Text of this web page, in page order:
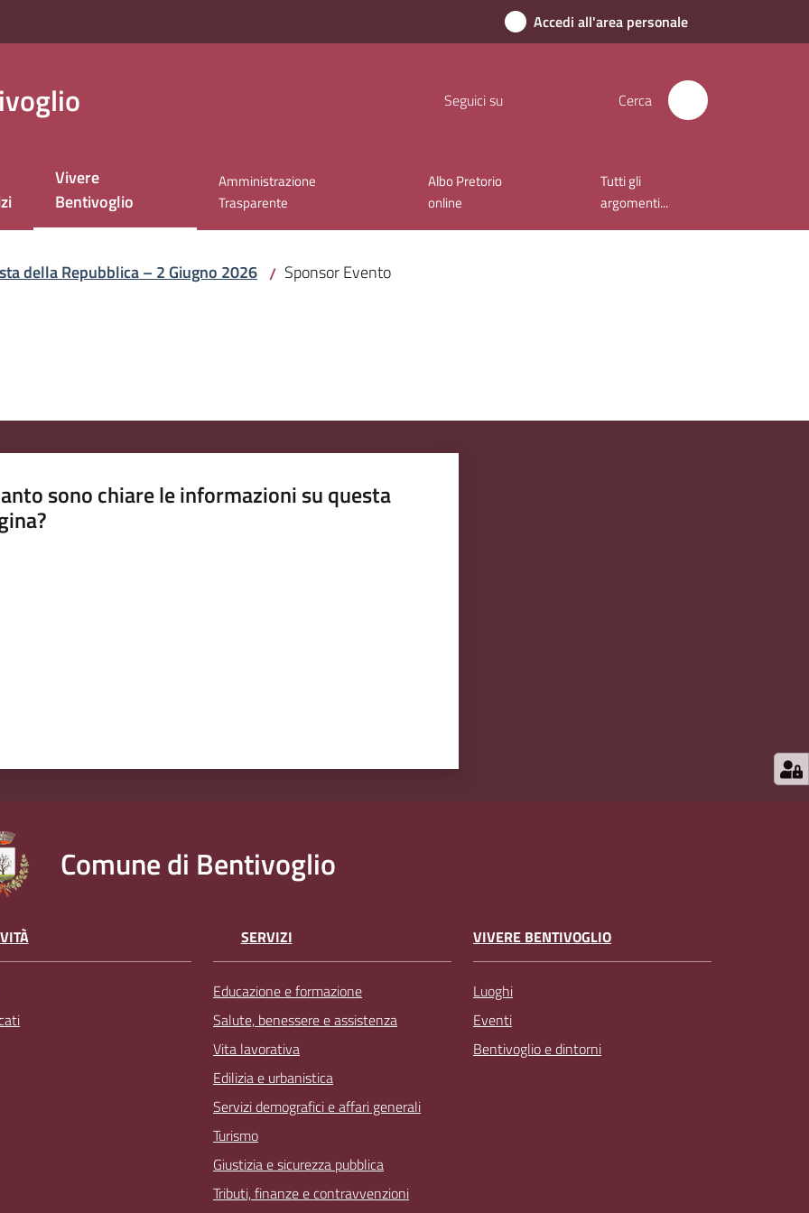
Accedi all'area personale
Seguici su Cerca
Vivere
Bentivoglio
Menu selezionato
Amministrazione
Trasparente
Albo Pretorio
online
Tutti gli
argomenti...
della Repubblica – 2 Giugno 2026 / Sponsor Evento
sono chiare le informazioni su questa
Comune di Bentivoglio
SERVIZI
Educazione e formazione
Salute, benessere e assistenza
Vita lavorativa
Edilizia e urbanistica
Servizi demografici e affari generali
Turismo
Giustizia e sicurezza pubblica
Tributi, finanze e contravvenzioni
VIVERE BENTIVOGLIO
Luoghi
Eventi
Bentivoglio e dintorni